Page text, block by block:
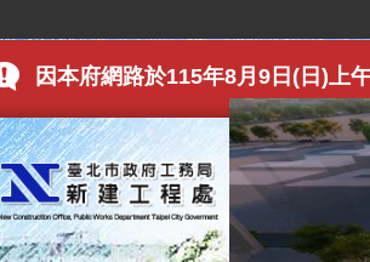
因本府網路於115年8月9日(日)上午9時至